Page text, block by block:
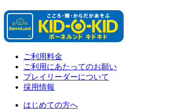
ご利用料金
ご利用にあたってのお願い
プレイリーダーについて
採用情報
はじめての方へ